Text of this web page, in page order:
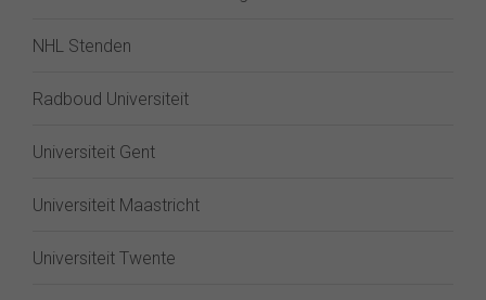
NHL Stenden
Radboud Universiteit
Universiteit Gent
Universiteit Maastricht
Universiteit Twente